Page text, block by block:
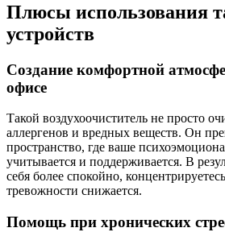
Плюсы использования
устройств
Создание комфортной
офисе
Такой воздухоочиститель не просто
аллергенов и вредных веществ. Он
пространство, где ваше
учитывается и поддерживается. В
себя более спокойно,
тревожности снижается.
Помощь при хронических